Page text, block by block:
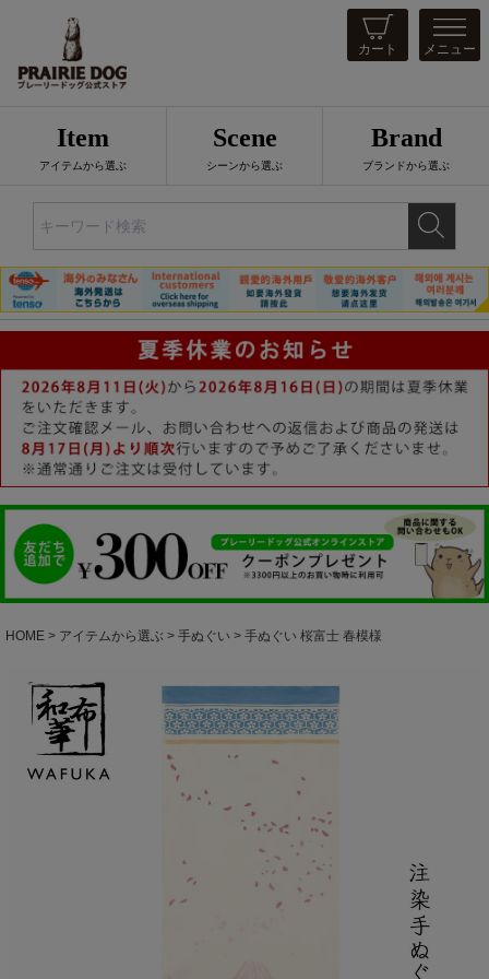
カート メニュー
Item
アイテムから選ぶ
Scene
シーンから選ぶ
Brand
ブランドから選ぶ
HOME アイテムから選ぶ 手ぬぐい 手ぬぐい 桜富士 春模様